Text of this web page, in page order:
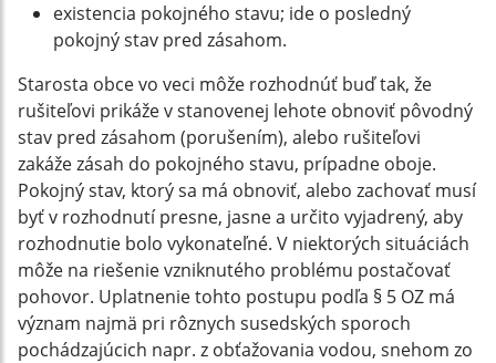
existencia pokojného stavu; ide o posledný
pokojný stav pred zásahom.
Starosta obce vo veci môže rozhodnúť buď tak, že
rušiteľovi prikáže v stanovenej lehote obnoviť pôvodný
stav pred zásahom (porušením), alebo rušiteľovi
zakáže zásah do pokojného stavu, prípadne oboje.
Pokojný stav, ktorý sa má obnoviť, alebo zachovať musí
byť v rozhodnutí presne, jasne a určito vyjadrený, aby
rozhodnutie bolo vykonateľné. V niektorých situáciách
môže na riešenie vzniknutého problému postačovať
pohovor. Uplatnenie tohto postupu podľa § 5 OZ má
význam najmä pri rôznych susedských sporoch
pochádzajúcich napr. z obťažovania vodou, snehom zo